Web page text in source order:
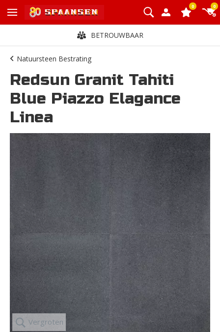
0 0
BETROUWBAAR
Natuursteen Bestrating
Redsun Granit Tahiti
Blue Piazzo Elagance
Linea
Vergroten